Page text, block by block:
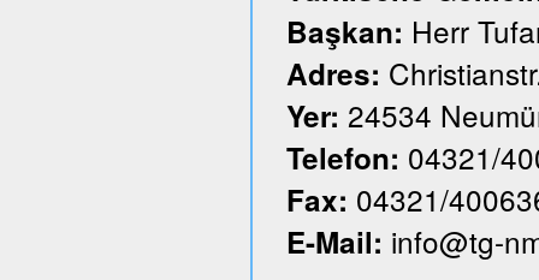
Başkan: Herr
Adres:
Yer: 24534
Telefon: 04321/
Fax: 04321/
E-Mail: info@tg-